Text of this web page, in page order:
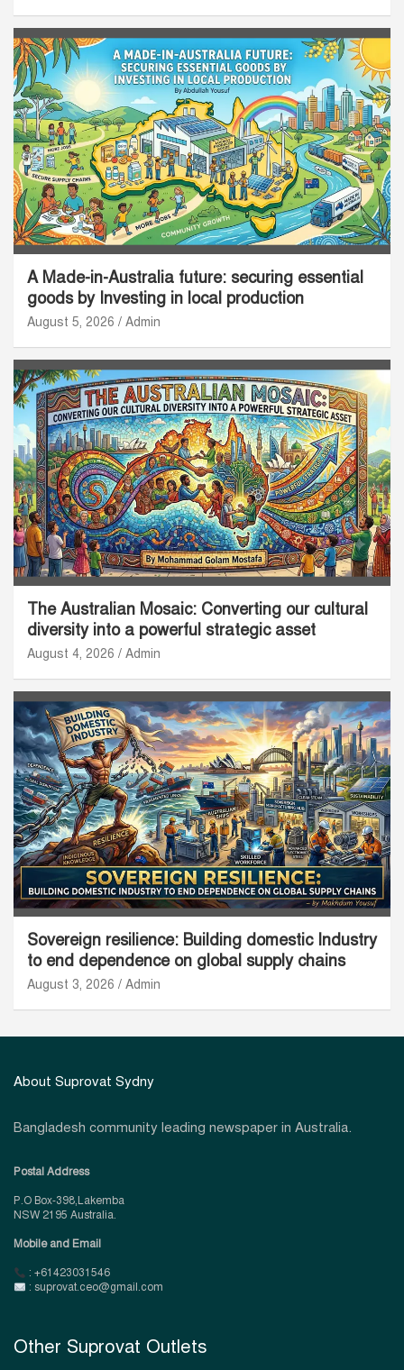
A Made-in-Australia future: securing essential
goods by Investing in local production
August 5, 2026 Admin
The Australian Mosaic: Converting our cultural
diversity into a powerful strategic asset
August 4, 2026 Admin
Sovereign resilience: Building domestic Industry
to end dependence on global supply chains
August 3, 2026 Admin
About Suprovat Sydny
Bangladesh community leading newspaper in Australia.
Postal Address
P.O Box-398,Lakemba
NSW 2195 Australia.
Mobile and Email
: +61423031546
: suprovat.ceo@gmail.com
Other Suprovat Outlets